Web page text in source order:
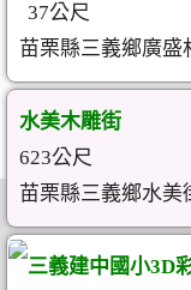
37公尺
苗栗縣三義鄉廣盛
水美木雕街
623公尺
苗栗縣三義鄉水美
三義建中國小3D